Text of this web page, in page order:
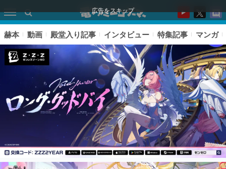
広告をスキップ
赫本 動画 殿堂入り記事 インタビュー 特集記事 マンガ